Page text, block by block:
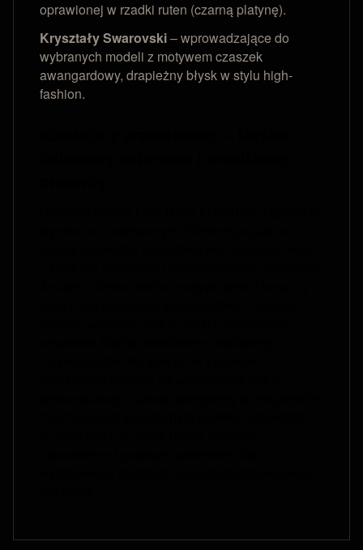
oprawionej w rzadki ruten (czarną platynę).
Kryształy Swarovski– wprowadzające do
wybranych modeli z motywem czaszek
awangardowy, drapieżny błysk w stylu high-
fashion.